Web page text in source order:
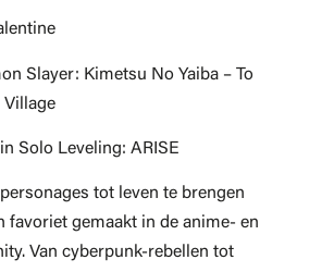
Slayer: Kimetsu No Yaiba – To
Solo Leveling: ARISE
tot leven te brengen
favoriet gemaakt in de anime- en
Van cyberpunk-rebellen tot